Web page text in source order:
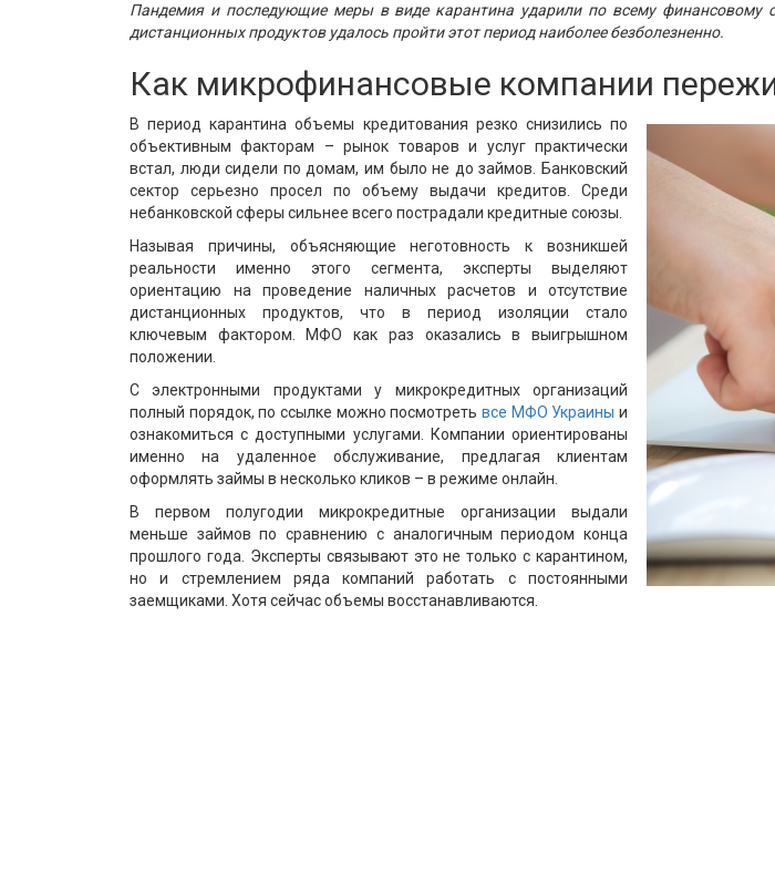
Пандемия и последующие меры в виде карантина ударили по всему
дистанционных продуктов удалось пройти этот период наиболее безболезненно.
Как микрофинансовые компании
В период карантина объемы кредитования резко снизились по
объективным факторам – рынок товаров и услуг практически
встал, люди сидели по домам, им было не до займов. Банковский
сектор серьезно просел по объему выдачи кредитов. Среди
небанковской сферы сильнее всего пострадали кредитные союзы.
Называя причины, объясняющие неготовность к возникшей
реальности именно этого сегмента, эксперты выделяют
ориентацию на проведение наличных расчетов и отсутствие
дистанционных продуктов, что в период изоляции стало
ключевым фактором. МФО как раз оказались в выигрышном
положении.
С электронными продуктами у микрокредитных организаций
полный порядок, по ссылке можно посмотреть все МФО Украины и
ознакомиться с доступными услугами. Компании ориентированы
именно на удаленное обслуживание, предлагая клиентам
оформлять займы в несколько кликов – в режиме онлайн.
В первом полугодии микрокредитные организации выдали
меньше займов по сравнению с аналогичным периодом конца
прошлого года. Эксперты связывают это не только с карантином,
но и стремлением ряда компаний работать с постоянными
заемщиками. Хотя сейчас объемы восстанавливаются.